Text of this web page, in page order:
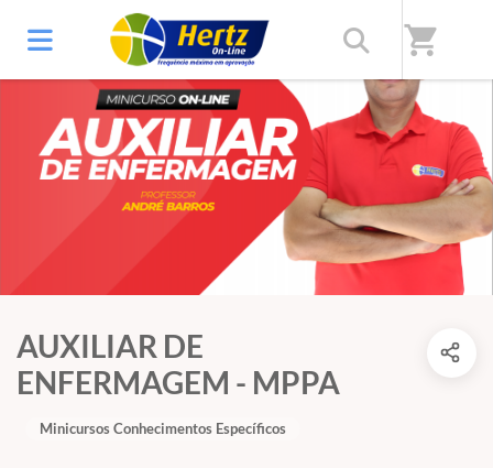
shopping_cart
AUXILIAR DE
ENFERMAGEM - MPPA
Minicursos Conhecimentos Específicos